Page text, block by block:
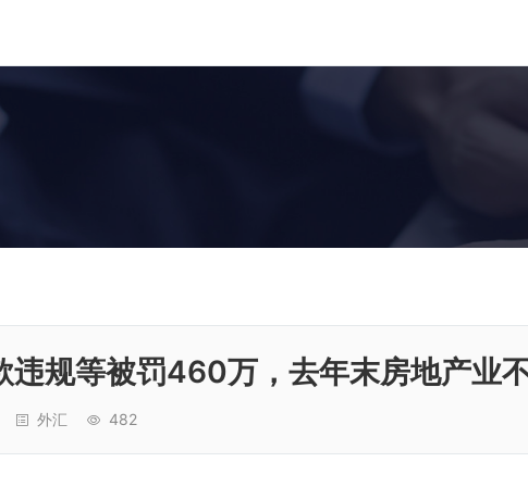
违规等被罚460万，去年末房地产业
外汇 482